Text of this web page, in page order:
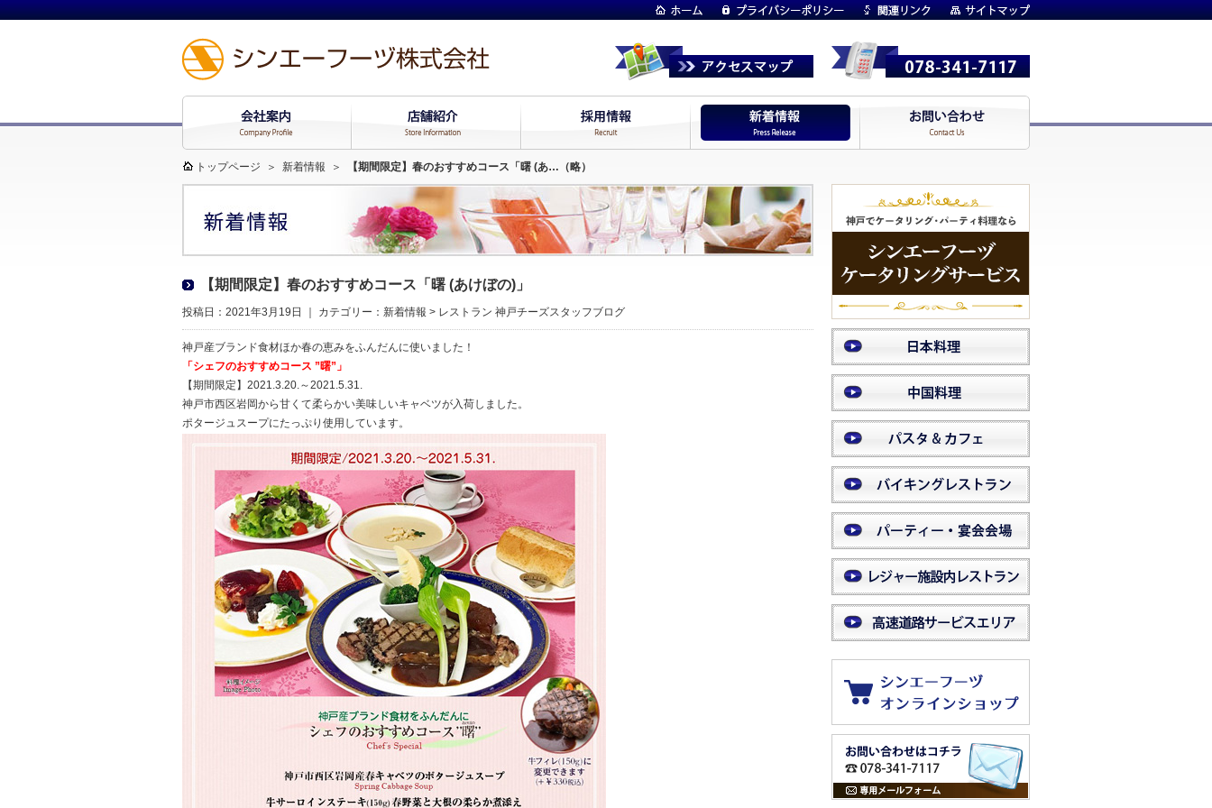
トップページ ＞ 新着情報 ＞ 【期間限定】春のおすすめコース「曙 (あ…（略）
【期間限定】春のおすすめコース「曙 (あけぼの)」
投稿日：2021年3月19日 ｜ カテゴリー： 新着情報 > レストラン 神戸チーズスタッフブログ
神戸産ブランド食材ほか春の恵みをふんだんに使いました！
「シェフのおすすめコース ”曙”」
【期間限定】2021.3.20.～2021.5.31.
神戸市西区岩岡から甘くて柔らかい美味しいキャベツが入荷しました。
ポタージュスープにたっぷり使用しています。